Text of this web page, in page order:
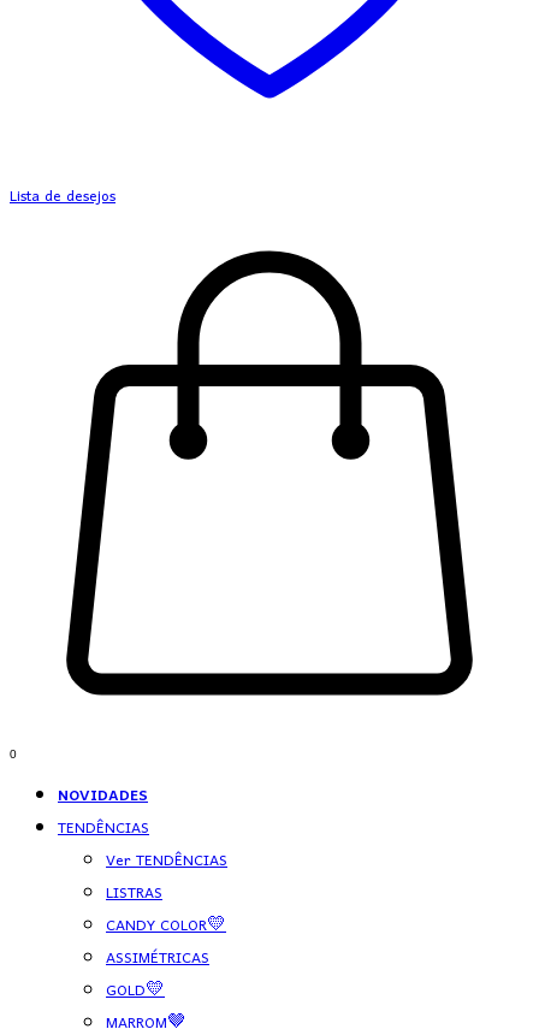
Lista de desejos
0
NOVIDADES
TENDÊNCIAS
Ver TENDÊNCIAS
LISTRAS
CANDY COLOR💛
ASSIMÉTRICAS
GOLD💛